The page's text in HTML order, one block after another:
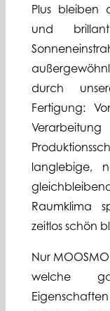
Plus bleiben
und
durch
Fertigung:
langlebige,
Raumklima
zeitlos schön
Nur
welche